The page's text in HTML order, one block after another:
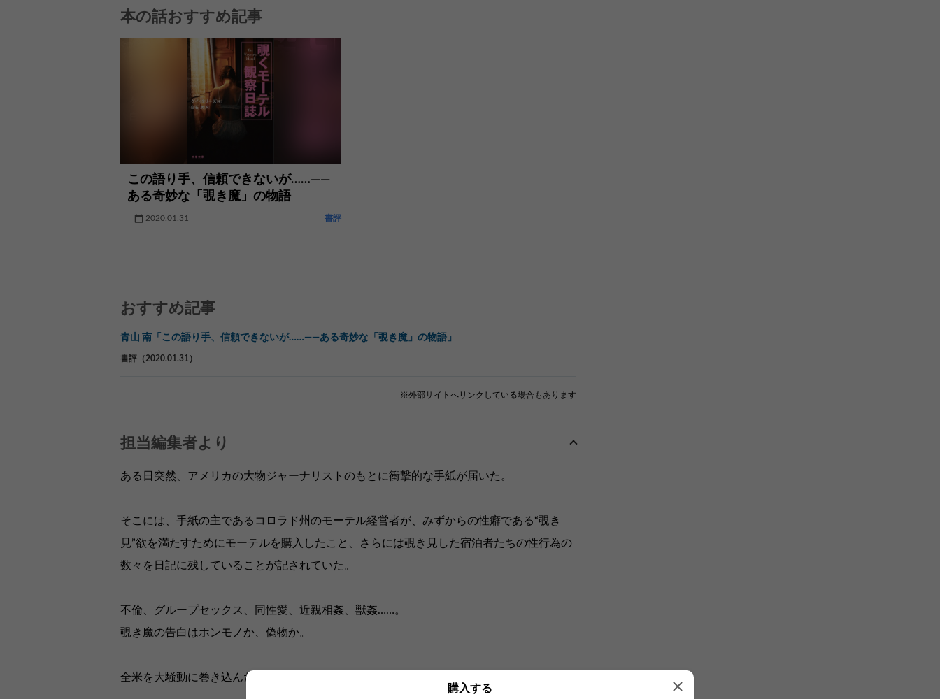
本の話おすすめ記事
この語り手、信頼できないが……――
ある奇妙な「覗き魔」の物語
2020.01.31 書評
おすすめ記事
青山 南「この語り手、信頼できないが……――ある奇妙な「覗き魔」の物語」
書評（2020.01.31）
※外部サイトへリンクしている場合もあります
担当編集者より
ある日突然、アメリカの大物ジャーナリストのもとに衝撃的な手紙が届いた。
そこには、手紙の主であるコロラド州のモーテル経営者が、みずからの性癖である“覗き
見”欲を満たすためにモーテルを購入したこと、さらには覗き見した宿泊者たちの性行為の
数々を日記に残していることが記されていた。
不倫、グループセックス、同性愛、近親相姦、獣姦……。
覗き魔の告白はホンモノか、偽物か。
全米を大騒動に巻き込んだ、稀代の覗き魔との三〇年間の記録。（MS）
購入する